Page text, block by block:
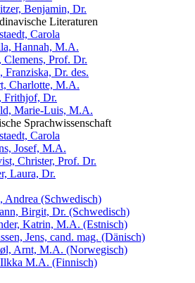
Benjamin, Dr.
Literaturen
Carola
Hannah, M.A.
Clemens, Prof. Dr.
Franziska, Dr. des.
Charlotte, M.A.
Frithjof, Dr.
Marie-Luis, M.A.
Sprachwissenschaft
Carola
Josef, M.A.
Christer, Prof. Dr.
Laura, Dr.
Andrea (Schwedisch)
Birgit, Dr. (Schwedisch)
Katrin, M.A. (Estnisch)
Jens, cand. mag. (Dänisch)
Arnt, M.A. (Norwegisch)
M.A. (Finnisch)